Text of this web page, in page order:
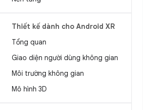
Thiết kế dành cho Android XR
Tổng quan
Giao diện người dùng không gian
Môi trường không gian
Mô hình 3D